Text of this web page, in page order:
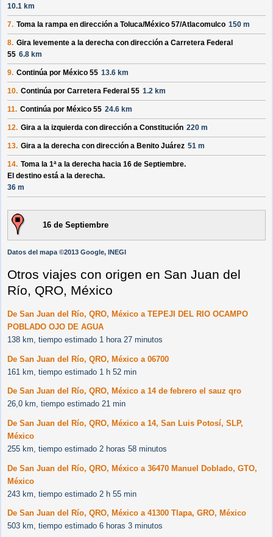
10.1 km
7. Toma la rampa en dirección a Toluca/México 57/Atlacomulco 150 m
8. Gira levemente a la derecha con dirección a Carretera Federal
55 6.8 km
9. Continúa por México 55 13.6 km
10. Continúa por Carretera Federal 55 1.2 km
11. Continúa por México 55 24.6 km
12. Gira a la izquierda con dirección a Constitución 220 m
13. Gira a la derecha con dirección a Benito Juárez 51 m
14. Toma la 1ª a la derecha hacia 16 de Septiembre.
El destino está a la derecha.
36 m
16 de Septiembre
Datos del mapa ©2013 Google, INEGI
Otros viajes con origen en San Juan del
Río, QRO, México
De San Juan del Río, QRO, México a TEPEJI DEL RIO OCAMPO
POBLADO OJO DE AGUA
138 km, tiempo estimado 1 hora 27 minutos
De San Juan del Río, QRO, México a 06700
161 km, tiempo estimado 1 h 52 min
De San Juan del Río, QRO, México a 14 de febrero el sauz qro
26,0 km, tiempo estimado 21 min
De San Juan del Río, QRO, México a 14, San Luis Potosí, SLP,
México
255 km, tiempo estimado 2 horas 58 minutos
De San Juan del Río, QRO, México a 36470 Manuel Doblado, GTO,
México
243 km, tiempo estimado 2 h 55 min
De San Juan del Río, QRO, México a 41300 Tlapa, GRO, México
503 km, tiempo estimado 6 horas 3 minutos